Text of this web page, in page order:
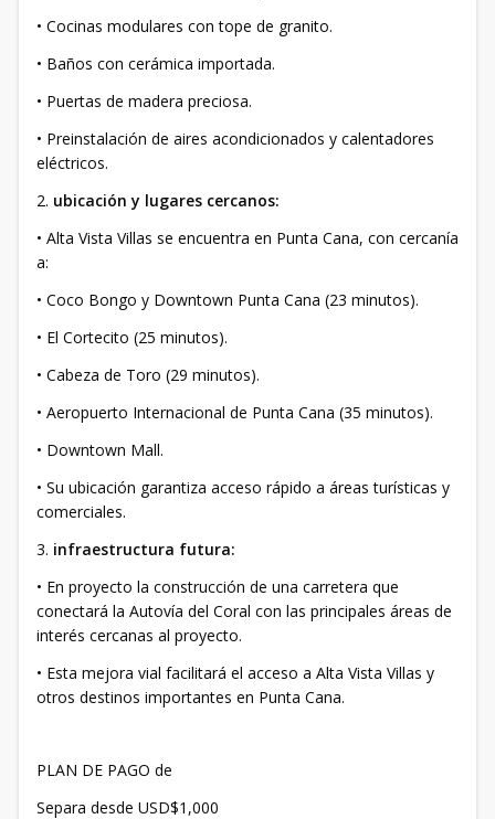
• Cocinas modulares con tope de granito.
• Baños con cerámica importada.
• Puertas de madera preciosa.
• Preinstalación de aires acondicionados y calentadores
eléctricos.
2. ubicación y lugares cercanos:
• Alta Vista Villas se encuentra en Punta Cana, con cercanía
a:
• Coco Bongo y Downtown Punta Cana (23 minutos).
• El Cortecito (25 minutos).
• Cabeza de Toro (29 minutos).
• Aeropuerto Internacional de Punta Cana (35 minutos).
• Downtown Mall.
• Su ubicación garantiza acceso rápido a áreas turísticas y
comerciales.
3. infraestructura futura:
• En proyecto la construcción de una carretera que
conectará la Autovía del Coral con las principales áreas de
interés cercanas al proyecto.
• Esta mejora vial facilitará el acceso a Alta Vista Villas y
otros destinos importantes en Punta Cana.
PLAN DE PAGO de
Separa desde USD$1,000